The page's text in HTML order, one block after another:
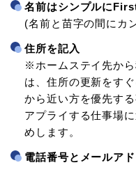
名前はシンプルに
(名前と苗字の間にカ
住所を記入
※ホームステイ先か
は、住所の更新をす
から近い方を優先す
アプライする仕事場
めします。
電話番号とメールア